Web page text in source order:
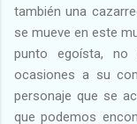
también una
se mueve en este
punto egoísta, no
ocasiones a su
personaje que se
que podemos